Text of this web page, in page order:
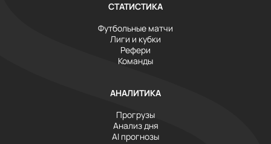
СТАТИСТИКА
Футбольные матчи
Лиги и кубки
Рефери
Команды
АНАЛИТИКА
Прогрузы
Анализ дня
AI прогнозы